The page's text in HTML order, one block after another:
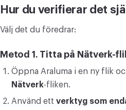
Hur du verifierar det
Välj det du föredrar:
Metod 1. Titta på Nätverk-
Öppna Araluma i en ny flik
Nätverk-fliken.
Använd ett verktyg som